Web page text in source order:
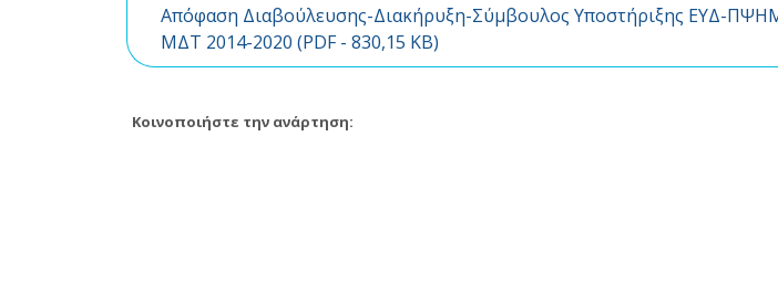
Απόφαση Διαβούλευσης-Διακήρυξη-Σύμβουλος Υποστήριξης ΕΥΔ-
ΜΔΤ 2014-2020 (PDF- 830,15 KB)
Κοινοποιήστε την ανάρτηση: